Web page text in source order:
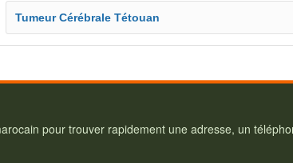
Tumeur Cérébrale Tétouan
pour trouver rapidement une adresse, un